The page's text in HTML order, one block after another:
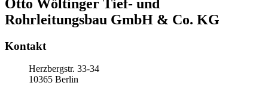
Otto Wöltinger Tief- und
Rohrleitungsbau GmbH & Co. KG
Kontakt
Herzbergstr. 33-34
10365 Berlin